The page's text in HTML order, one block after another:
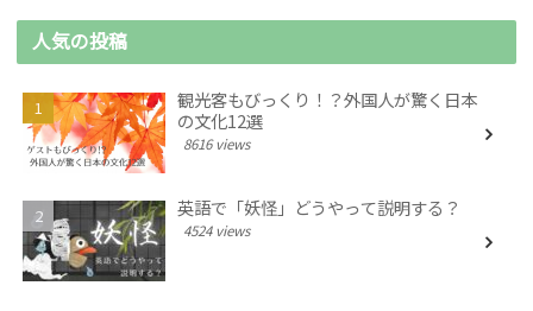
人気の投稿
観光客もびっくり！？外国人が驚く日本
の文化12選
8616 views
英語で「妖怪」どうやって説明する？
4524 views